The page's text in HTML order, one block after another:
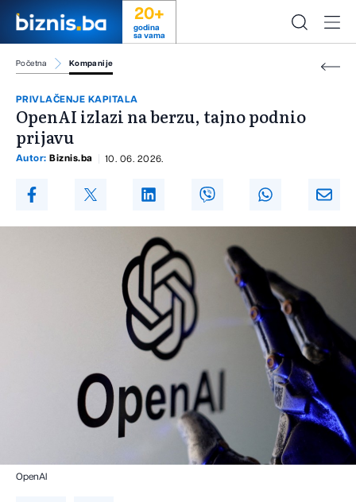
20+
godina
sa vama
Početna Kompanije
PRIVLAČENJE KAPITALA
OpenAI izlazi na berzu, tajno podnio
prijavu
Autor: Biznis.ba 10. 06. 2026.
OpenAI